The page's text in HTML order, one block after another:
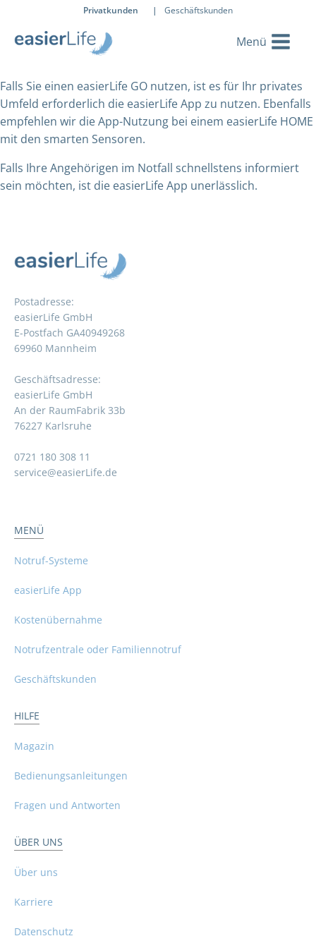
Privatkunden | Geschäftskunden
Falls Sie einen easierLife GO nutzen, ist es für Ihr privates
Umfeld erforderlich die easierLife App zu nutzen. Ebenfalls
empfehlen wir die App-Nutzung bei einem easierLife HOME
mit den smarten Sensoren.
Falls Ihre Angehörigen im Notfall schnellstens informiert
sein möchten, ist die easierLife App unerlässlich.
Postadresse:
easierLife GmbH
E-Postfach GA40949268
69960 Mannheim
Geschäftsadresse:
easierLife GmbH
An der RaumFabrik 33b
76227 Karlsruhe
0721 180 308 11
service@easierLife.de
MENÜ
Notruf-Systeme
easierLife App
Kostenübernahme
Notrufzentrale oder Familiennotruf
Geschäftskunden
HILFE
Magazin
Bedienungsanleitungen
Fragen und Antworten
ÜBER UNS
Über uns
Karriere
Datenschutz